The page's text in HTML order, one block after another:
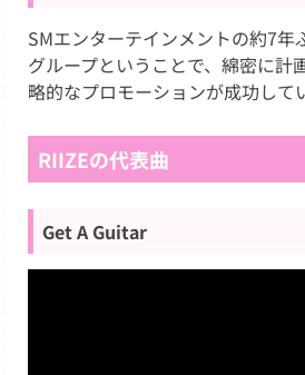
SMエンターテインメントの約7年
グループということで、綿密に計
略的なプロモーションが成功して
RIIZEの代表曲
Get A Guitar